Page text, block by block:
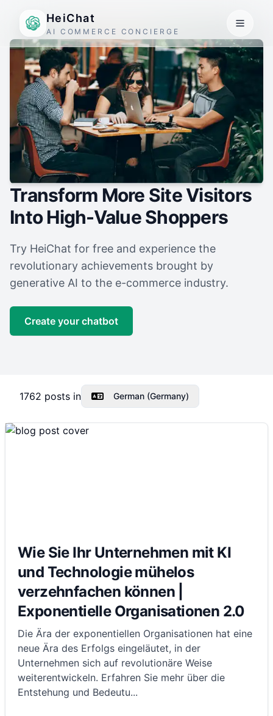
HeiChat
AI COMMERCE CONCIERGE
Transform More Site Visitors
Into High-Value Shoppers
Try HeiChat for free and experience the
revolutionary achievements brought by
generative AI to the e-commerce industry.
Create your chatbot
1762 posts in German (Germany)
Wie Sie Ihr Unternehmen mit KI
und Technologie mühelos
verzehnfachen können |
Exponentielle Organisationen 2.0
Die Ära der exponentiellen Organisationen hat eine
neue Ära des Erfolgs eingeläutet, in der
Unternehmen sich auf revolutionäre Weise
weiterentwickeln. Erfahren Sie mehr über die
Entstehung und Bedeutu...